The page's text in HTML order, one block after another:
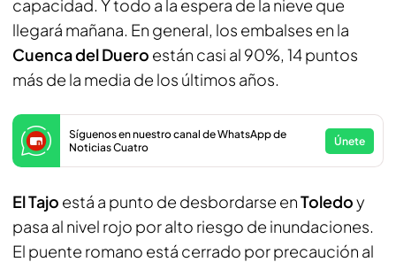
capacidad. Y todo a la espera de la nieve que
llegará mañana. En general, los embalses en la
Cuenca del Duero están casi al 90%, 14 puntos
más de la media de los últimos años.
Síguenos en nuestro canal de WhatsApp de
Noticias Cuatro
Únete
El Tajo está a punto de desbordarse enToledoy
pasa al nivel rojo por alto riesgo de inundaciones.
El puente romano está cerrado por precaución al